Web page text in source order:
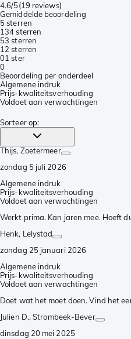
4.6/5(19 reviews)
Gemiddelde beoordeling
5 sterren
134 sterren
53 sterren
1 2 sterren
01 ster
0
Beoordeling per onderdeel
Algemene indruk
Prijs-kwaliteitsverhouding
Voldoet aan verwachtingen
Sorteer op:
Thijs, Zoetermeer
zondag 5 juli 2026
Algemene indruk
Prijs-kwaliteitsverhouding
Voldoet aan verwachtingen
Werkt prima. Kan jaren mee. Hoeft
Henk, Lelystad
zondag 25 januari 2026
Algemene indruk
Prijs-kwaliteitsverhouding
Voldoet aan verwachtingen
Doet wat het moet doen. Vind het
Julien D., Strombeek-Bever
dinsdag 20 mei 2025